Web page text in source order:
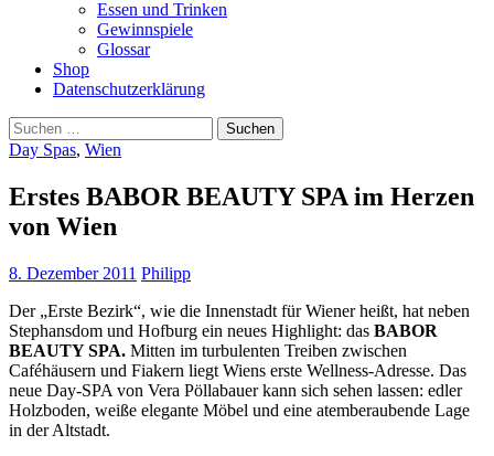
Essen und Trinken
Gewinnspiele
Glossar
Shop
Datenschutzerklärung
Suchen
nach:
Day Spas, Wien
Erstes BABOR BEAUTY SPA im Herzen
von Wien
8. Dezember 2011 Philipp
Der „Erste Bezirk“, wie die Innenstadt für Wiener heißt, hat neben
Stephansdom und Hofburg ein neues Highlight: das BABOR
BEAUTY SPA. Mitten im turbulenten Treiben zwischen
Caféhäusern und Fiakern liegt Wiens erste Wellness-Adresse. Das
neue Day-SPA von Vera Pöllabauer kann sich sehen lassen: edler
Holzboden, weiße elegante Möbel und eine atemberaubende Lage
in der Altstadt.